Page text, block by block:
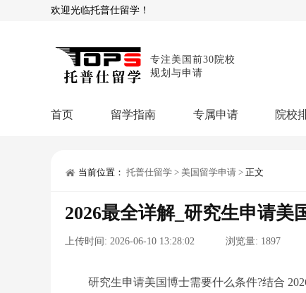
欢迎光临托普仕留学！
专注美国前30院校
规划与申请
首页 留学指南
留学攻略
留学资讯 院校资讯
专属申请
本科申请：
博士申请： 博士
混合申请：
院校
当前位置： 托普仕留学 > 美国留学申请 > 正文
2026最全详解_研究生申请美
上传时间: 2026-06-10 13:28:02 浏览量: 1897
研究生申请美国博士需要什么条件?结合